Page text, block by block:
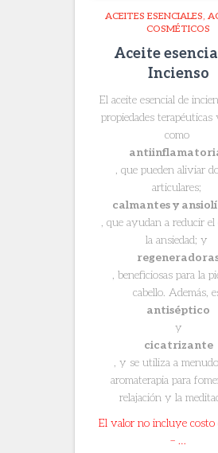
ACEITES ESENCIALES
COSMÉTICOS
Aceite
Incienso
El aceite esencial de
propiedades terapéuticas
como
, que pueden aliviar
articulares;
calmantes y
, que ayudan a reducir
la ansiedad; y
, beneficiosas para la
cabello. Además,
antiséptico
y
cicatrizante
, y se utiliza a
aromaterapia para
relajación y la
El valor no incluye costo
– …